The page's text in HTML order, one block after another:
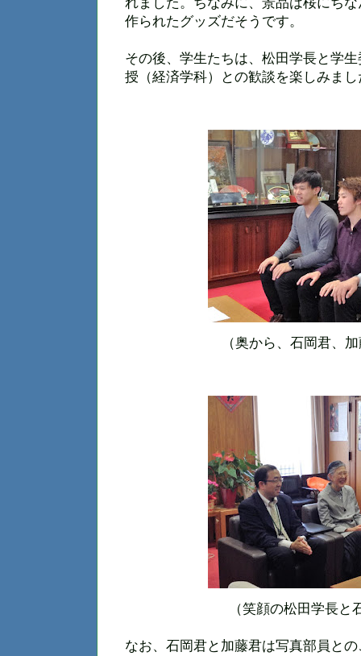
作られたグッズだそうです。
その後、学生たちは、松田学長と学
授（経済学科）との歓談を楽しみまし
（奥から、石岡君、
（笑顔の松田学長と
なお、石岡君と加藤君は写真部員と